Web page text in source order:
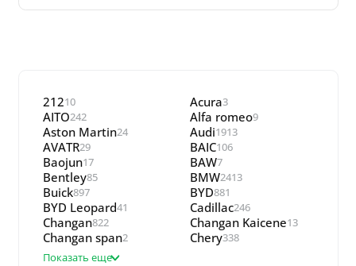
21210 Acura3
AITO242 Alfa romeo9
Aston Martin24 Audi1913
AVATR29 BAIC106
Baojun17 BAW7
Bentley85 BMW2413
Buick897 BYD881
BYD Leopard41 Cadillac246
Changan822 Changan Kaicene13
Changan span2 Chery338
Показать еще